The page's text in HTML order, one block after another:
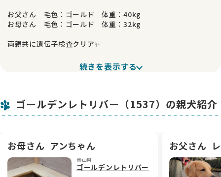
お父さん 毛色：ゴールド 体重：40kg
お母さん 毛色：ゴールド 体重：32kg
両親共に遺伝子検査クリア✨
甘いマスクで優しく､賢い父と
賢く頑張りやさんの母から生まれた女の子です🐶
色素も濃く、
アメリカンゴールデンらしい美しい毛色をしています✨
甘えん坊で愛らしい女の子です🥰
そばにいるだけで癒されるような、
優しい雰囲気を持った子に育っています🍀
続きを表示する
ゴールデンレトリバー（1537）の親犬紹介
お母さん アンちゃん
岡山県
ゴールデンレトリバー
お父さん